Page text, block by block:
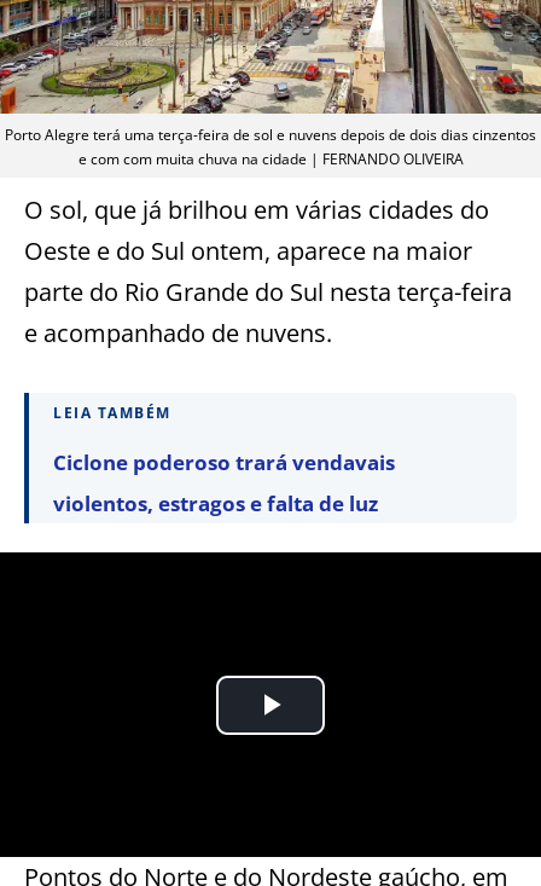
Porto Alegre terá uma terça-feira de sol e nuvens depois de dois dias cinzentos
e com com muita chuva na cidade | FERNANDO OLIVEIRA
O sol, que já brilhou em várias cidades do
Oeste e do Sul ontem, aparece na maior
parte do Rio Grande do Sul nesta terça-feira
e acompanhado de nuvens.
LEIA TAMBÉM
Ciclone poderoso trará vendavais
violentos, estragos e falta de luz
Pontos do Norte e do Nordeste gaúcho, em